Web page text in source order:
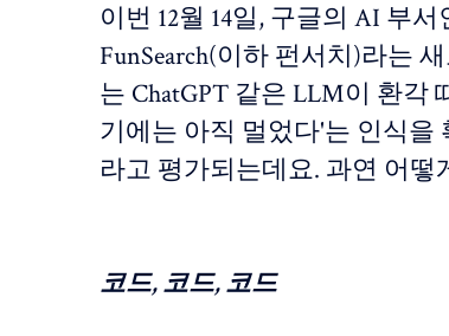
이번 12월 14일, 구글의 AI 부
FunSearch(이하 펀서치)라는
는 ChatGPT 같은 LLM이 환각
기에는 아직 멀었다'는 인식을
라고 평가되는데요. 과연 어떻
코드, 코드, 코드